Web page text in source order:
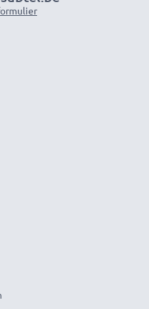
Bestel nu – snelle